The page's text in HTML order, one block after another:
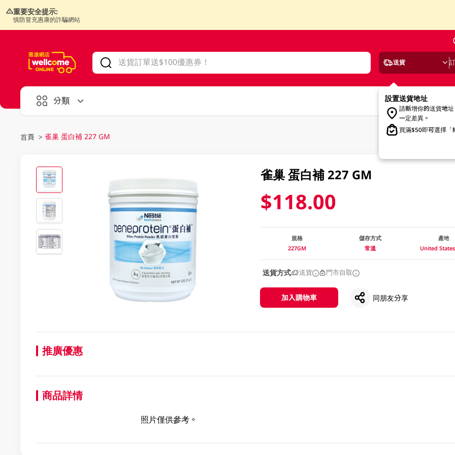
重要安全提示:
慎防冒充惠康的詐騙網站
送貨
設置送貨地址
請新增你的送貨地
一定差異。
買滿$50即可選擇「
分類
首頁 > 雀巢 蛋白補 227 GM
雀巢 蛋白補 227 GM
$118.00
規格
227GM
儲存方式
常溫
產地
United
送貨方式 送貨 門市自取
加入購物車 同朋友分享
推廣優惠
商品詳情
照片僅供參考。